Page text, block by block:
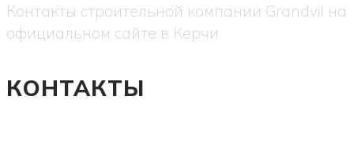
Контакты строительной компании Grandvil на
официальном сайте в Керчи
КОНТАКТЫ